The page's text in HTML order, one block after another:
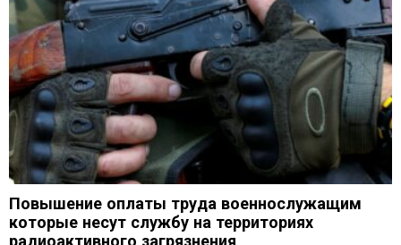
Повышение оплаты труда военнослужащим
которые несут службу на территориях